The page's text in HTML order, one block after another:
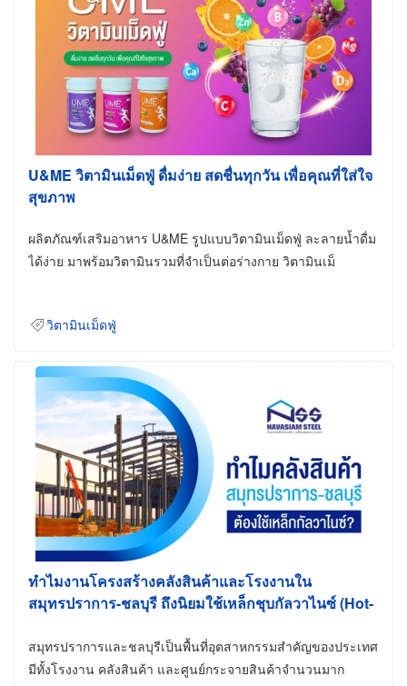
U&ME วิตามินเม็ดฟู่ ดื่มง่าย สดชื่นทุกวัน เพื่อคุณที่ใส่ใจ
สุขภาพ
ผลิตภัณฑ์เสริมอาหาร U&ME รูปแบบวิตามินเม็ดฟู่ ละลายน้ำดื่ม
ได้ง่าย มาพร้อมวิตามินรวมที่จำเป็นต่อร่างกาย วิตามินเม็
วิตามินเม็ดฟู่
ทำไมงานโครงสร้างคลังสินค้าและโรงงานใน
สมุทรปราการ-ชลบุรี ถึงนิยมใช้เหล็กชุบกัลวาไนซ์ (Hot-
สมุทรปราการและชลบุรีเป็นพื้นที่อุตสาหกรรมสำคัญของประเทศ
มีทั้งโรงงาน คลังสินค้า และศูนย์กระจายสินค้าจำนวนมาก